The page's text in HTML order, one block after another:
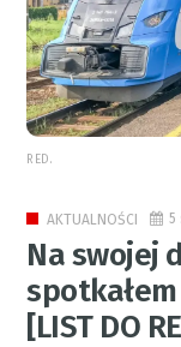
RED.
AKTUALNOŚCI 5
Na swojej
[LIST DO